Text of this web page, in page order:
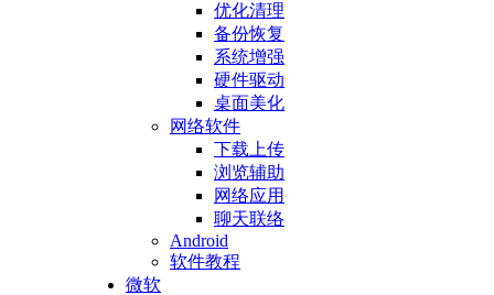
优化清理
备份恢复
系统增强
硬件驱动
桌面美化
网络软件
下载上传
浏览辅助
网络应用
聊天联络
Android
软件教程
微软